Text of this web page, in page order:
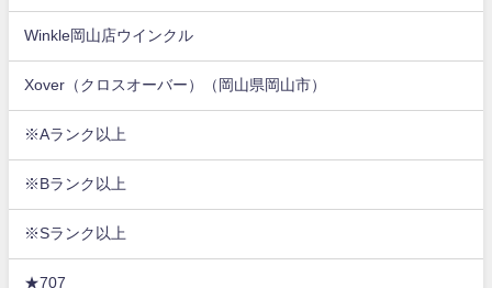
Winkle岡山店ウインクル
Xover（クロスオーバー）（岡山県岡山市）
※Aランク以上
※Bランク以上
※Sランク以上
★707